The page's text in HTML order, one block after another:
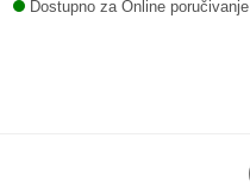
Dostupno za Online poručivanje